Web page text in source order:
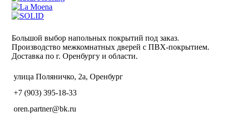
Большой выбор напольных покрытий под заказ.
Производство межкомнатных дверей с ПВХ-покрытием.
Доставка по г. Оренбургу и области.
улица Поляничко, 2а, Оренбург
+7 (903) 395-18-33
oren.partner@bk.ru